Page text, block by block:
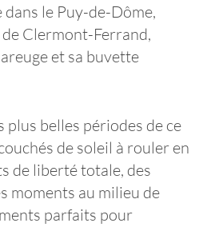
le Puy-de-Dôme,
Clermont-Ferrand,
et sa buvette
plus belles périodes de ce
de soleil à rouler en
de liberté totale, des
moments au milieu de
parfaits pour